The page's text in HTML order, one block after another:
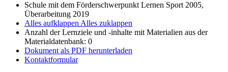
Schule mit dem Förderschwerpunkt Lernen Sport 2005,
Überarbeitung 2019
Alles aufklappen Alles zuklappen
Anzahl der Lernziele und -inhalte mit Materialien aus der
Materialdatenbank: 0
Dokument als PDF herunterladen
Kontaktformular